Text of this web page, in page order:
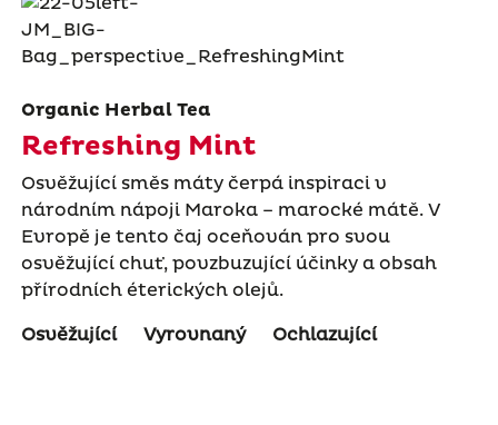
Organic Herbal Tea
Refreshing Mint
Osvěžující směs máty čerpá inspiraci v
národním nápoji Maroka – marocké mátě. V
Evropě je tento čaj oceňován pro svou
osvěžující chuť, povzbuzující účinky a obsah
přírodních éterických olejů.
Osvěžující
Vyrovnaný Ochlazující